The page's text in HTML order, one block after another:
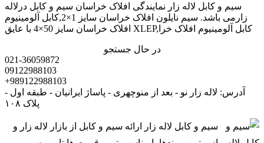
سیم و کابل لاله زار نمایندگی افلاک خراسان سیم و کابل درلاله
زارمی باشد. سیم نایلون افلاک خراسان سایز 1×2,کابل آلومینیوم
افلاک خراسان سایز 50×4 با عایق XLEP,کابل آلومینیوم افلاک خرا
در حال جستجو
021-36059872
09122988103
+989122988103
آدرس: لاله زار نو - بعد از منوچهری - پاساژ ایرانیان - طبقه اول -
پلاک ۱۰۸
سیم و کابل لاله زار ارائه سیم و کابل از بازار لاله زار و